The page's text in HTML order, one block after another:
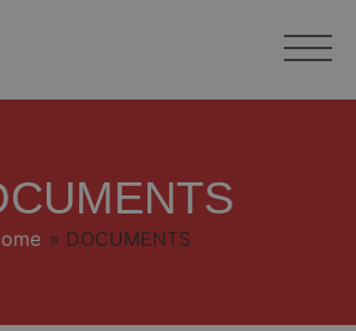
» DOCUMENTS